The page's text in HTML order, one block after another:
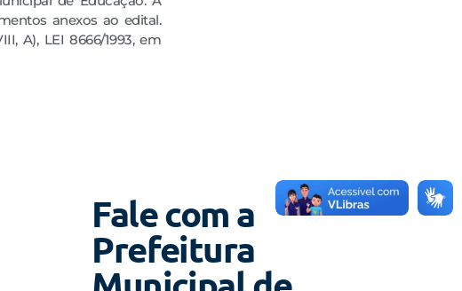
anexos ao edital.
A), LEI 8666∕1993, em
Fale com a
Prefeitura